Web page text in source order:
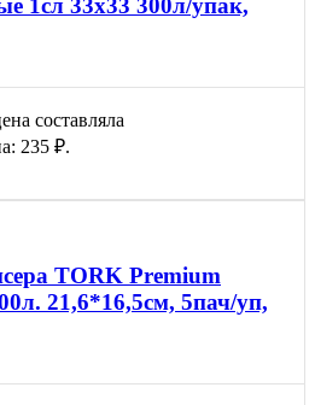
1сл 33х33 300л/упак,
составляла
235 ₽.
TORK Premium
21,6*16,5см, 5пач/уп,